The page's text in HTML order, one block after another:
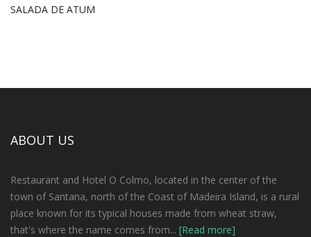
SALADA DE ATUM
PRATOS VEGETARIANOS
RISOTO COM COGUMELOS
BERINGELA MEDITERRÂNICA
ABOUT US
Restaurant and Hotel O Colmo, located in the center of the
town of Santana, north of the Coast of Madeira Island, is a rural
place known for its typical houses made from wheat straw,
that's where the name comes from... [Read more]